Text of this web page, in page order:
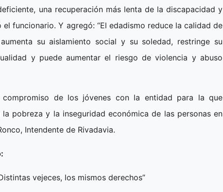
una recuperación más lenta de la discapacidad y
funcionario. Y agregó: “El edadismo reduce la calidad de
su aislamiento social y su soledad, restringe su
y puede aumentar el riesgo de violencia y abuso
compromiso de los jóvenes con la entidad para la que
pobreza y la inseguridad económica de las personas en
Intendente de Rivadavia.
vejeces, los mismos derechos”